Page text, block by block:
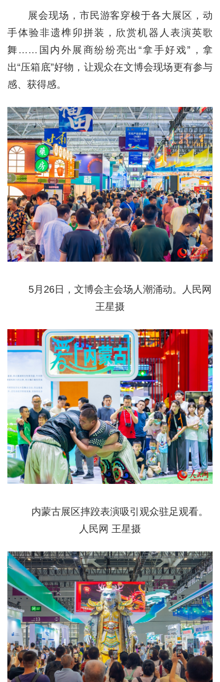
展会现场，市民游客穿梭于各大展区，动
手体验非遗榫卯拼装，欣赏机器人表演英歌
舞……国内外展商纷纷亮出“拿手好戏”，拿
出“压箱底”好物，让观众在文博会现场更有参与
感、获得感。
5月26日，文博会主会场人潮涌动。人民网
王星摄
内蒙古展区摔跤表演吸引观众驻足观看。
人民网 王星摄